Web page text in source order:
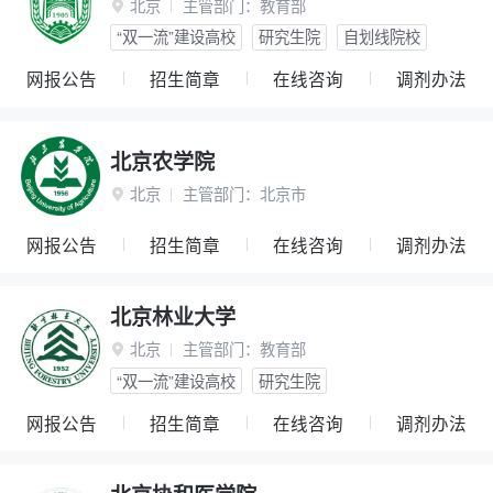
 北京 主管部门： 教育部
“双一流”建设高校
研究生院 自划线院校
网报公告 招生简章 在线咨询 调剂办法
北京农学院
 北京 主管部门： 北京市
网报公告 招生简章 在线咨询 调剂办法
北京林业大学
 北京 主管部门： 教育部
“双一流”建设高校
研究生院
网报公告 招生简章 在线咨询 调剂办法